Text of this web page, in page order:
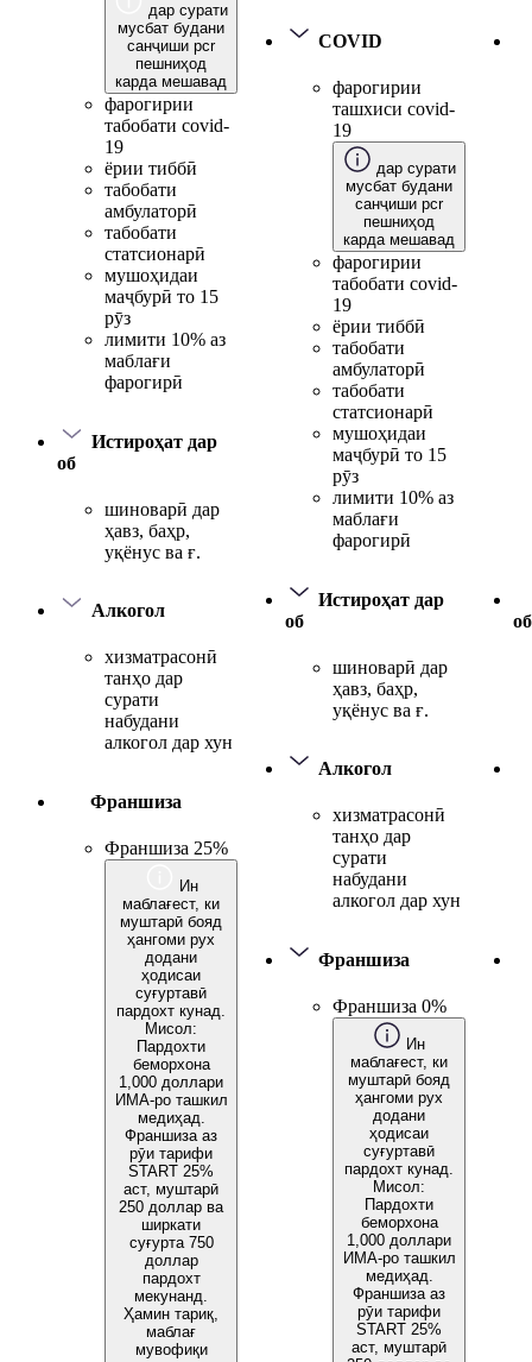
дар сурати
мусбат будани
санҷиши pcr
пешниҳод
карда мешавад
фарогирии
табобати covid-
19
ёрии тиббӣ
табобати
амбулаторӣ
табобати
статсионарӣ
мушоҳидаи
маҷбурӣ то 15
рӯз
лимити 10% аз
маблағи
фарогирӣ
Истироҳат дар
об
шиноварӣ дар
ҳавз, баҳр,
уқёнус ва ғ.
Алкогол
хизматрасонӣ
танҳо дар
сурати
набудани
алкогол дар хун
Франшиза
Франшиза 25%
Ин
маблағест, ки
муштарӣ бояд
ҳангоми рух
додани
ҳодисаи
суғуртавӣ
пардохт кунад.
Мисол:
Пардохти
беморхона
1,000 доллари
ИМА-ро ташкил
медиҳад.
Франшиза аз
рӯи тарифи
START 25%
аст, муштарӣ
250 доллар ва
ширкати
суғурта 750
доллар
пардохт
мекунанд.
Ҳамин тариқ,
маблағ
мувофиқи
COVID
фарогирии
ташхиси covid-
19
дар сурати
мусбат будани
санҷиши pcr
пешниҳод
карда мешавад
фарогирии
табобати covid-
19
ёрии тиббӣ
табобати
амбулаторӣ
табобати
статсионарӣ
мушоҳидаи
маҷбурӣ то 15
рӯз
лимити 10% аз
маблағи
фарогирӣ
Истироҳат дар
об
шиноварӣ дар
ҳавз, баҳр,
уқёнус ва ғ.
Алкогол
хизматрасонӣ
танҳо дар
сурати
набудани
алкогол дар хун
Франшиза
Франшиза 0%
Ин
маблағест, ки
муштарӣ бояд
ҳангоми рух
додани
ҳодисаи
суғуртавӣ
пардохт кунад.
Мисол:
Пардохти
беморхона
1,000 доллари
ИМА-ро ташкил
медиҳад.
Франшиза аз
рӯи тарифи
START 25%
аст, муштарӣ
об